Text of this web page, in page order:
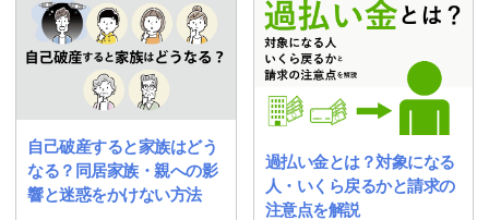
自己破産すると家族はどう
なる？同居家族・親への影
響と迷惑をかけない方法
過払い金とは？対象になる
人・いくら戻るかと請求の
注意点を解説